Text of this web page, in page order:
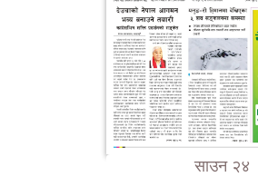
साउन २४